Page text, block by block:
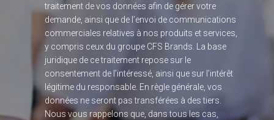
traitement de vos données afin de gérer votre
demande, ainsi que de l’envoi de communications
commerciales relatives à nos produits et services,
y compris ceux du groupe CFS Brands. La base
juridique de ce traitement repose sur le
consentement de l’intéressé, ainsi que sur l’intérêt
légitime du responsable. En règle générale, vos
données ne seront pas transférées à des tiers.
Nous vous rappelons que, dans tous les cas,